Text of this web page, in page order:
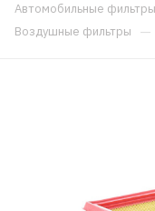
Автомобильные
Воздушные фильтры —